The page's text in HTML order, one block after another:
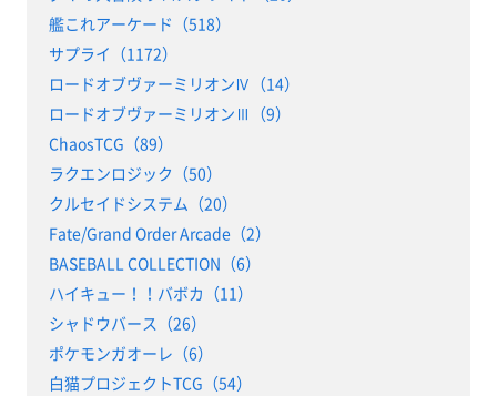
艦これアーケード（518）
サプライ（1172）
ロードオブヴァーミリオンⅣ（14）
ロードオブヴァーミリオンⅢ（9）
ChaosTCG（89）
ラクエンロジック（50）
クルセイドシステム（20）
Fate/Grand Order Arcade（2）
BASEBALL COLLECTION（6）
ハイキュー！！バボカ（11）
シャドウバース（26）
ポケモンガオーレ（6）
白猫プロジェクトTCG（54）